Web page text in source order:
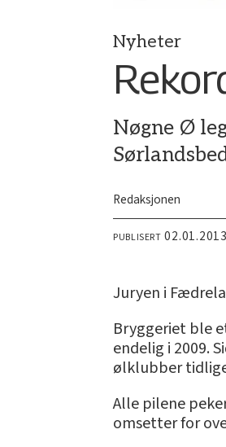
Nyheter
Nøgne Ø
Redaksjonen
PUBLISERT
Juryen i
Bryggeriet ble
endelig i 2009.
ølklubber
Alle pilene
omsetter for